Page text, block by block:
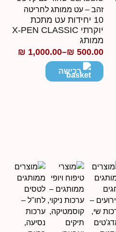
10 יחידות עט מתכת
יוקרתי X-PEN CLASSIC
ממותג
₪500.00
–
₪1,000.00
טווח
מחירים:רכישה